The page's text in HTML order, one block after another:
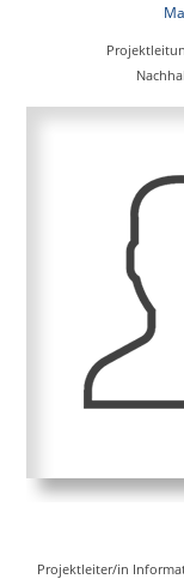
Projektleiter/in